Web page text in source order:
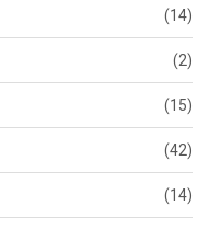
(14)
(2)
(15)
(42)
(14)